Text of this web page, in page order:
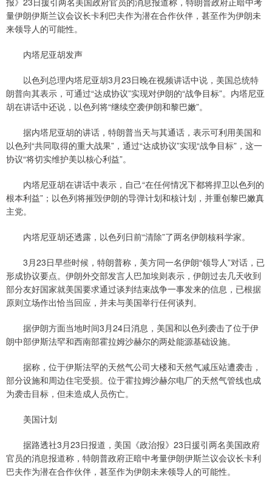
量伊朗伊斯兰议会议长卡利巴夫作为潜在合作伙伴，甚至作为伊朗未
来领导人的可能性。
内塔尼亚胡发声
以色列总理内塔尼亚胡3月23日晚在视频讲话中说，美国总统特
朗普向其表示，可通过“达成协议”实现对伊朗的“战争目标”。内塔尼亚
胡在讲话中还说，以色列将“继续空袭伊朗和黎巴嫩”。
据内塔尼亚胡的讲话，特朗普当天与其通话，表示可利用美国和
以色列“共同取得的重大战果”，通过“达成协议”实现“战争目标”，这一
协议“将切实维护美以核心利益”。
内塔尼亚胡在讲话中表示，自己“在任何情况下都将捍卫以色列的
根本利益”；以色列将摧毁伊朗的导弹计划和核计划，并重创黎巴嫩真
主党。
内塔尼亚胡还透露，以色列日前“清除”了两名伊朗核科学家。
3月23日早些时候，特朗普称，美方同一名伊朗“领导人”对话，已
形成协议要点。伊朗外交部发言人巴加埃则表示，伊朗过去几天收到
部分友好国家就美国要求通过谈判结束战争一事发来的信息，已根据
原则立场作出恰当回应，并未与美国举行任何谈判。
据伊朗方面当地时间3月24日消息，美国和以色列袭击了位于伊
朗中部伊斯法罕和西南部霍拉姆沙赫尔的两处能源基础设施。
据称，位于伊斯法罕的天然气公司大楼和天然气减压站遭袭击，
部分设施和周边住宅受损。位于霍拉姆沙赫尔电厂的天然气管线也成
为袭击目标，但未造成人员伤亡。
美国计划
据路透社3月23日报道，美国《政治报》23日援引两名美国政府
官员的消息报道称，特朗普政府正暗中考量伊朗伊斯兰议会议长卡利
巴夫作为潜在合作伙伴，甚至作为伊朗未来领导人的可能性。